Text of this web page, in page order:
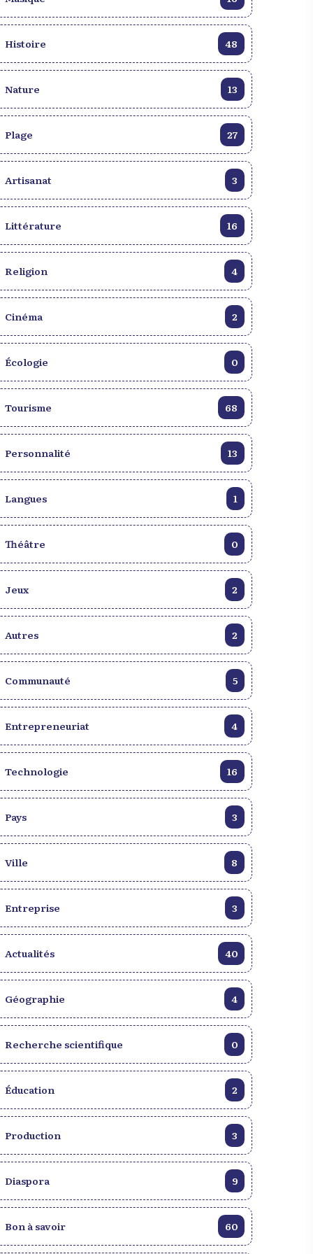
saviez-vous ? Haïti abrite
grand fort des
20 endroits exceptionnels et
touristiques à visiter en Haïti
Histoire 48
Nature 13
Plage 27
Artisanat 3
Littérature 16
Religion 4
Cinéma 2
Écologie 0
Tourisme 68
Personnalité 13
Langues 1
Théâtre 0
Jeux 2
Autres 2
Communauté 5
Entrepreneuriat 4
Technologie 16
Pays 3
Ville 8
Entreprise 3
Actualités 40
Géographie 4
Recherche scientifique 0
Éducation 2
Production 3
Diaspora 9
Bon à savoir 60